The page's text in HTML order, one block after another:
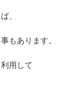
、
もあります。
用して